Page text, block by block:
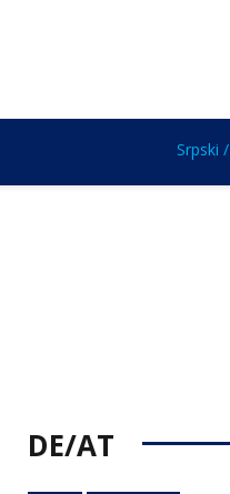
Srpski /
DE/AT